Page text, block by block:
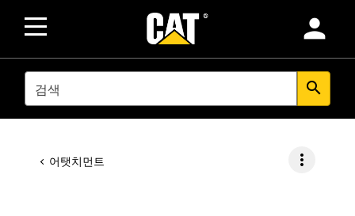
person
SEARCH search
어탯치먼트 more_vert